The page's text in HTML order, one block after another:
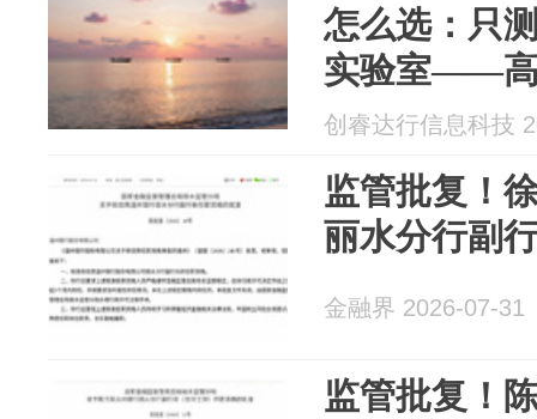
怎么选：只
实验室——高
检测
创睿达行信息科技
监管批复！
丽水分行副
金融界 2026-07-31
监管批复！